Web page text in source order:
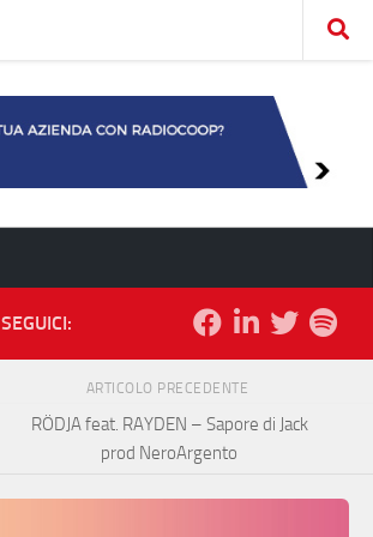
SEGUICI:
ARTICOLO PRECEDENTE
RÖDJA feat. RAYDEN – Sapore di Jack
prod NeroArgento